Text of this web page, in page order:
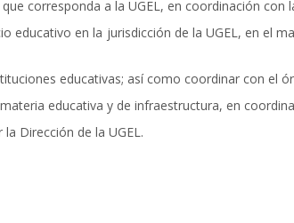
corresponda a la UGEL, en coordinación con
en la jurisdicción de la UGEL, en el
educativas; así como coordinar con el
educativa y de infraestructura, en
Dirección de la UGEL.